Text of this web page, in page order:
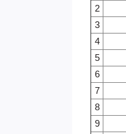
2
3
4
5
6
7
8
9